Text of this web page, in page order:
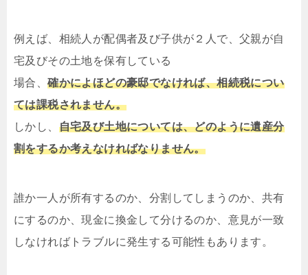
例えば、相続人が配偶者及び子供が２人で、父親が自
宅及びその土地を保有している
場合、確かによほどの豪邸でなければ、相続税につい
ては課税されません。
しかし、 自宅及び土地については、どのように遺産分
割をするか考えなければなりません。
誰か一人が所有するのか、分割してしまうのか、共有
にするのか、現金に換金して分けるのか、意見が一致
しなければトラブルに発生する可能性もあります。